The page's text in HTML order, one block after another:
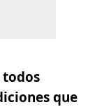
todos
que